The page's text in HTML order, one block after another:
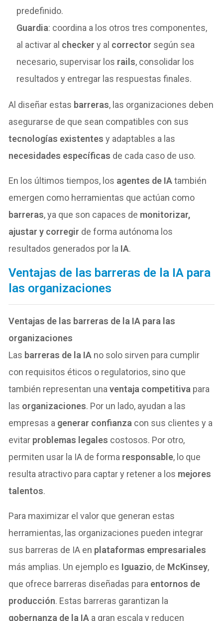
predefinido.
Guardia: coordina a los otros tres componentes,
al activar al checker y al corrector según sea
necesario, supervisar los rails, consolidar los
resultados y entregar las respuestas finales.
Al diseñar estas barreras, las organizaciones deben
asegurarse de que sean compatibles con sus
tecnologías existentes y adaptables a las
necesidades específicas de cada caso de uso.
En los últimos tiempos, los agentes de IAtambién
emergen como herramientas que actúan como
barreras, ya que son capaces de monitorizar,
ajustar y corregir de forma autónoma los
resultados generados por la IA.
Ventajas de las barreras de la IA para
las organizaciones
Ventajas de las barreras de la IA para las
organizaciones
Las barreras de la IA no solo sirven para cumplir
con requisitos éticos o regulatorios, sino que
también representan unaventaja competitiva para
las organizaciones. Por un lado, ayudan a las
empresas a generar confianza con sus clientes y a
evitar problemas legales costosos. Por otro,
permiten usar la IA de forma responsable, lo que
resulta atractivo para captar y retener a los mejores
talentos.
Para maximizar el valor que generan estas
herramientas, las organizaciones pueden integrar
sus barreras de IA en plataformas empresariales
más amplias. Un ejemplo es Iguazio, de McKinsey,
que ofrece barreras diseñadas para entornos de
producción. Estas barreras garantizan la
gobernanza de la IA a gran escala y reducen